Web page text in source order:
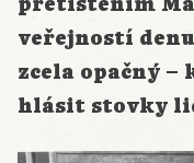
veřejností
zcela opačný –
hlásit